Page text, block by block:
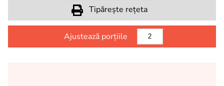
Tipărește rețeta
Ajustează porțiile